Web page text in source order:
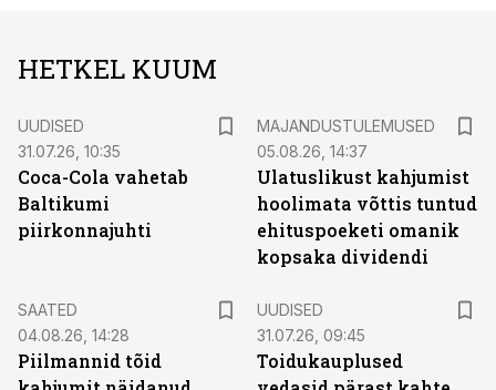
HETKEL KUUM
UUDISED
31.07.26, 10:35
Coca-Cola vahetab
Baltikumi
piirkonnajuhti
MAJANDUSTULEMUSED
05.08.26, 14:37
Ulatuslikust kahjumist
hoolimata võttis tuntud
ehituspoeketi omanik
kopsaka dividendi
SAATED
04.08.26, 14:28
Piilmannid tõid
UUDISED
31.07.26, 09:45
Toidukauplused